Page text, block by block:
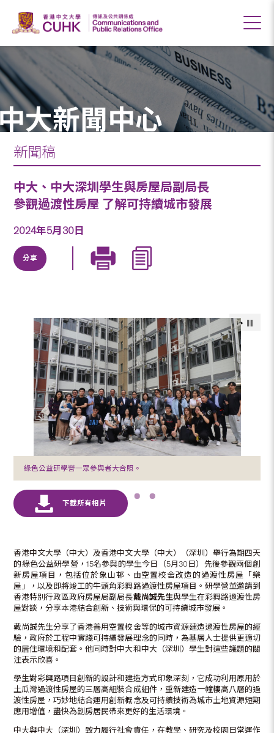
大新聞中心
新聞稿
中大、中大深圳學生與房屋局副局長
參觀過渡性房屋 了解可持續城市發展
2024年5月30日
分享
綠色公益研學營一眾參與者大合照。
香港中文大學（中大）及香港中文大學（中大）（深圳）舉行為期四天
的綠色公益研學營，15名參與的學生今日（5月30日）先後參觀兩個創
新房屋項目，包括位於象山邨、由空置校舍改造的過渡性房屋「樂
屋」，以及即將竣工的牛頭角彩興路過渡性房屋項目。研學營並邀請到
香港特別行政區政府房屋局副局長戴尚誠先生與學生在彩興路過渡性房
屋對談，分享本港結合創新、技術與環保的可持續城市發展。
戴尚誠先生分享了香港善用空置校舍等的城市資源建造過渡性房屋的經
驗，政府於工程中實踐可持續發展理念的同時，為基層人士提供更適切
的居住環境和配套。他同時對中大和中大（深圳）學生對這些議題的關
注表示欣喜。
學生對彩興路項目創新的設計和建造方式印象深刻，它成功利用原用於
土瓜灣過渡性房屋的三層高組裝合成組件，重新建造一幢樓高八層的過
渡性房屋，巧妙地結合運用創新概念及可持續技術為城市土地資源短期
應用增值，盡快為劏房居民帶來更好的生活環境。
中大與中大（深圳）致力履行社會責任，在教學、研究及校園日常運作